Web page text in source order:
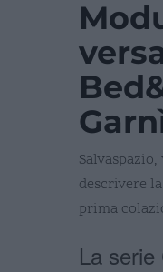
descrivere
prima
La